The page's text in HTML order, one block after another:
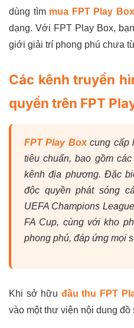
dùng tìm mua FPT Play Box
dạng. Với FPT Play Box,
giới giải trí phong phú chưa
Các kênh truyền
quyền trên FPT
FPT Play Boxcung cấp
tiêu chuẩn, bao gồm
kênh địa phương. Đặc
độc quyền phát sóng
UEFA Champions
FA Cup, cùng với kho
phong phú, đáp ứng mọi
Khi sở hữu đầu thu FPT
vào một thư viện nội dung đồ